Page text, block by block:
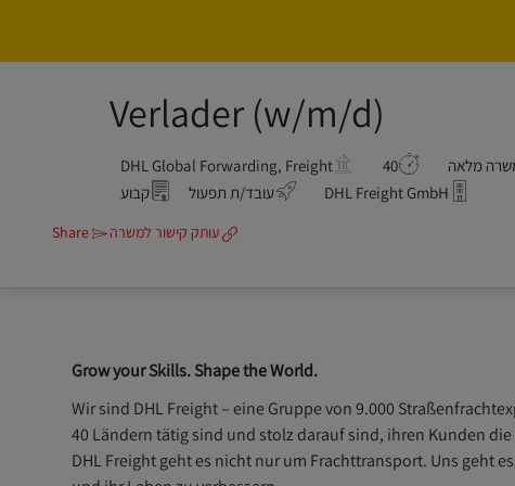
Verlader (w/m/d)
מלאה 40
DHL Global Forwarding, Freight
DHL Freight GmbH
עובד/ת תפעול קבוע
עותק קישור למשרה Share
Grow your Skills. Shape the World.
Wir sind DHL Freight – eine Gruppe von9.000
40 Ländern tätig sind und stolz darauf sind, ihren Kunden
DHL Freight geht es nicht nur um Frachttransport. Uns geht